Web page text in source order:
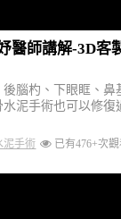
醫師講解-3D客
後腦杓、下眼眶、
水泥手術也可以修
泥手術 已有476+次